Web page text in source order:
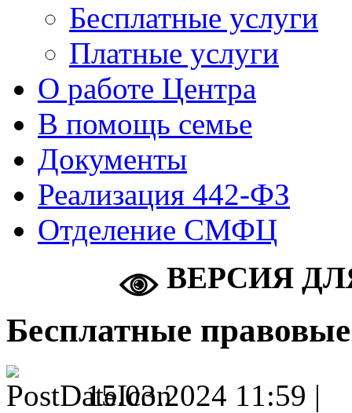
Бесплатные услуги
Платные услуги
О работе Центра
В помощь семье
Документы
Реализация 442-ФЗ
Отделение СМФЦ
ВЕРСИЯ
Бесплатные
15.03.2024 11:59 |